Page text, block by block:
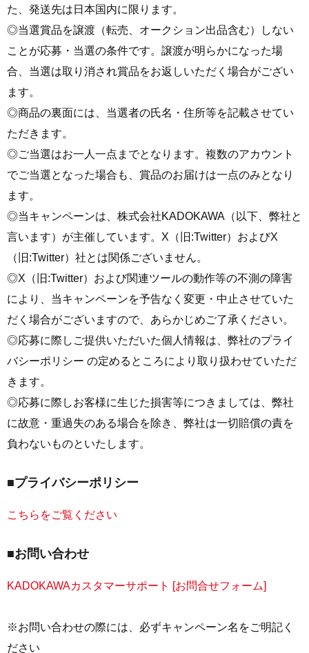
た、発送先は日本国内に限ります。
◎当選賞品を譲渡（転売、オークション出品含む）しない
ことが応募・当選の条件です。譲渡が明らかになった場
合、当選は取り消され賞品をお返しいただく場合がござい
ます。
◎商品の裏面には、当選者の氏名・住所等を記載させてい
ただきます。
◎ご当選はお一人一点までとなります。複数のアカウント
でご当選となった場合も、賞品のお届けは一点のみとなり
ます。
◎当キャンペーンは、株式会社KADOKAWA（以下、弊社と
言います）が主催しています。X（旧:Twitter）およびX
（旧:Twitter）社とは関係ございません。
◎X（旧:Twitter）および関連ツールの動作等の不測の障害
により、当キャンペーンを予告なく変更・中止させていた
だく場合がございますので、あらかじめご了承ください。
◎応募に際しご提供いただいた個人情報は、弊社のプライ
バシーポリシー の定めるところにより取り扱わせていただ
きます。
◎応募に際しお客様に生じた損害等につきましては、弊社
に故意・重過失のある場合を除き、弊社は一切賠償の責を
負わないものといたします。
■プライバシーポリシー
こちらをご覧ください
■お問い合わせ
KADOKAWAカスタマーサポート [お問合せフォーム]
※お問い合わせの際には、必ずキャンペーン名をご明記く
ださい